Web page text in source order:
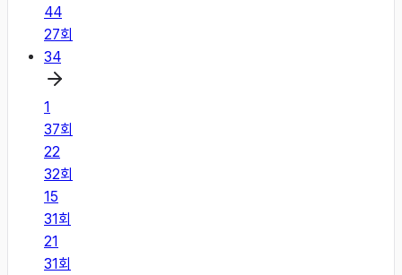
44
27회
34
1
37회
22
32회
15
31회
21
31회